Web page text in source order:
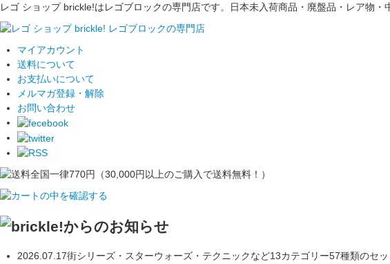
レゴ ショップ brickle!はレゴブロックの専門店です。日本未入荷商品・廃盤品・レア物
マイアカウント
送料について
お支払いについて
メルマガ登録・解除
お問い合わせ
2026.07.17街シリーズ・スターウォーズ・テクニックなど13カテゴリー57種類のセ